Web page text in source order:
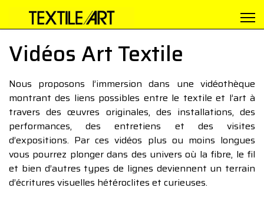
Vidéos Art Textile
Nous proposons l’immersion dans une vidéothèque
montrant des liens possibles entre le textile et l’art à
travers des œuvres originales, des installations, des
performances, des entretiens et des visites
d’expositions. Par ces vidéos plus ou moins longues
vous pourrez plonger dans des univers où la fibre, le fil
et bien d’autres types de lignes deviennent un terrain
d’écritures visuelles hétéroclites et curieuses.